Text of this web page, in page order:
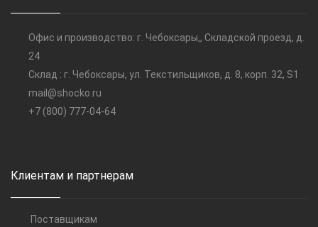
Офис и производство: г. Чебоксары,, Складской проезд, д.
24
Склад : г. Чебоксары, ул. Текстильщиков, д. 8, корп. 32, S1
mail@shocko.ru
+7 (800) 777-04-64
Клиентам и партнерам
Поставщикам